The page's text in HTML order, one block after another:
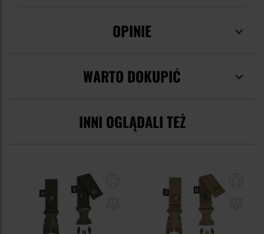
OPINIE
WARTO DOKUPIĆ
INNI OGLĄDALI TEŻ